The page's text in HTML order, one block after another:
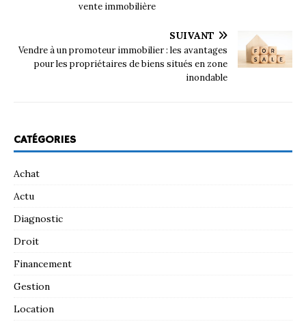
vente immobilière
SUIVANT
Vendre à un promoteur immobilier : les avantages
pour les propriétaires de biens situés en zone
inondable
CATÉGORIES
Achat
Actu
Diagnostic
Droit
Financement
Gestion
Location